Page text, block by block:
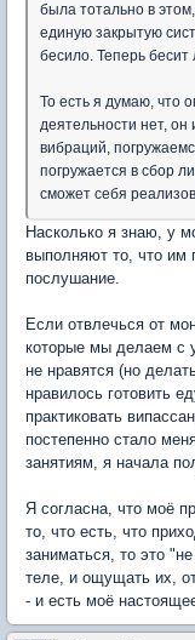
была тотально в
единую закрытую
бесило. Теперь
То есть я думаю, что
деятельности нет, он
вибраций,
погружается в сбор
сможет себя
Насколько я знаю, у
выполняют то, что им
послушание.
Если отвлечься от
которые мы делаем с
не нравятся (но
нравилось готовить
практиковать
постепенно стало
занятиям, я начала
Я согласна, что моё
то, что есть, что
заниматься, то это
теле, и ощущать их,
- и есть моё